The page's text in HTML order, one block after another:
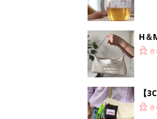
H＆
赤
【
ー 赤